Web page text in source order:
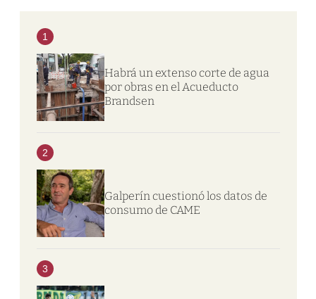
1
Habrá un extenso corte de agua
por obras en el Acueducto
Brandsen
2
Galperín cuestionó los datos de
consumo de CAME
3